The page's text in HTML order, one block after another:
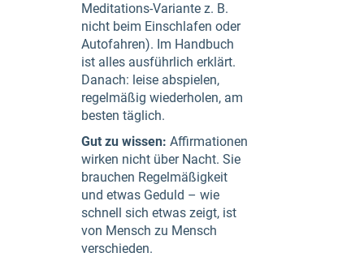
Meditations-Variante z. B.
nicht beim Einschlafen oder
Autofahren). Im Handbuch
ist alles ausführlich erklärt.
Danach: leise abspielen,
regelmäßig wiederholen, am
besten täglich.
Gut zu wissen: Affirmationen
wirken nicht über Nacht. Sie
brauchen Regelmäßigkeit
und etwas Geduld – wie
schnell sich etwas zeigt, ist
von Mensch zu Mensch
verschieden.